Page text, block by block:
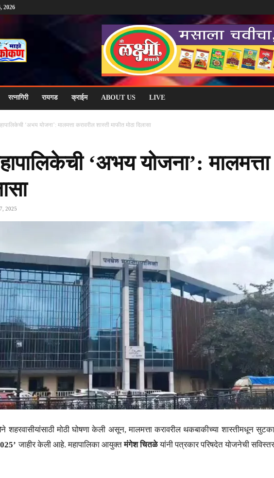
2026
रत्नागिरी रायगड क्राईम ABOUT US LIVE
‘अभय योजना’: मालमत्ता करावरील शास्ती माफीत मोठा दिलासा
‘अभय योजना’:
2025
ने शहरवासीयांसाठी मोठी घोषणा केली असून, मालमत्ता करावरील थकबाकीच्या शास्तीमधून सुटका
जाहीर केली आहे. महापालिका आयुक्तमंगेश चितळेयांनी पत्रकार परिषदेत योजनेची